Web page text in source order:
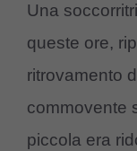
Una
queste ore,
ritrovamento
commovente
piccola era